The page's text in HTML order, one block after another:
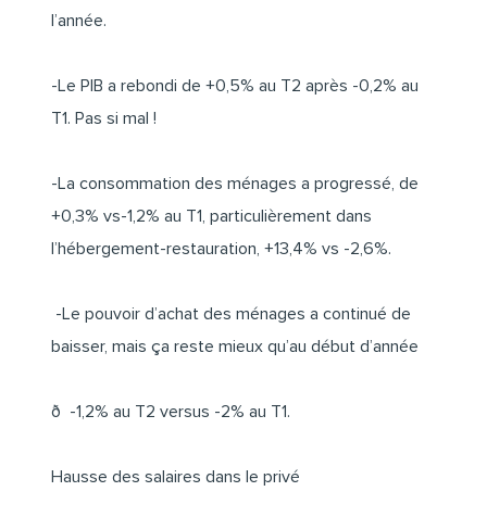
l’année.
-Le PIB a rebondi de +0,5% au T2 après -0,2% au
T1. Pas si mal !
-La consommation des ménages a progressé, de
+0,3% vs-1,2% au T1, particulièrement dans
l’hébergement-restauration, +13,4% vs -2,6%.
-Le pouvoir d’achat des ménages a continué de
baisser, mais ça reste mieux qu’au début d’année
ð -1,2% au T2 versus -2% au T1.
Hausse des salaires dans le privé